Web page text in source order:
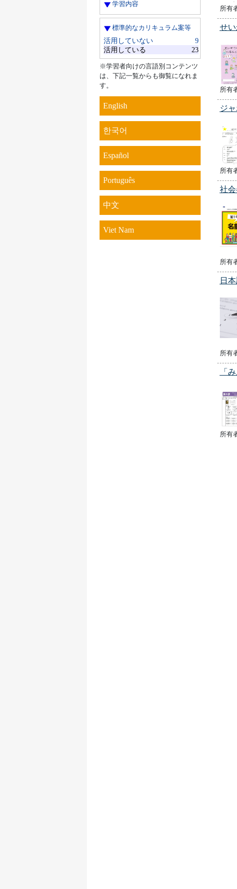
学習内容
標準的なカリキュラム案等
活用していない
9
活用している
23
※学習者向けの言語別コンテンツ
は、下記一覧からも御覧になれま
す。
English
한국어
Español
Português
中文
Viet Nam
所有
せ
所有
ジ
所有
社
所有
日
所有
「
所有